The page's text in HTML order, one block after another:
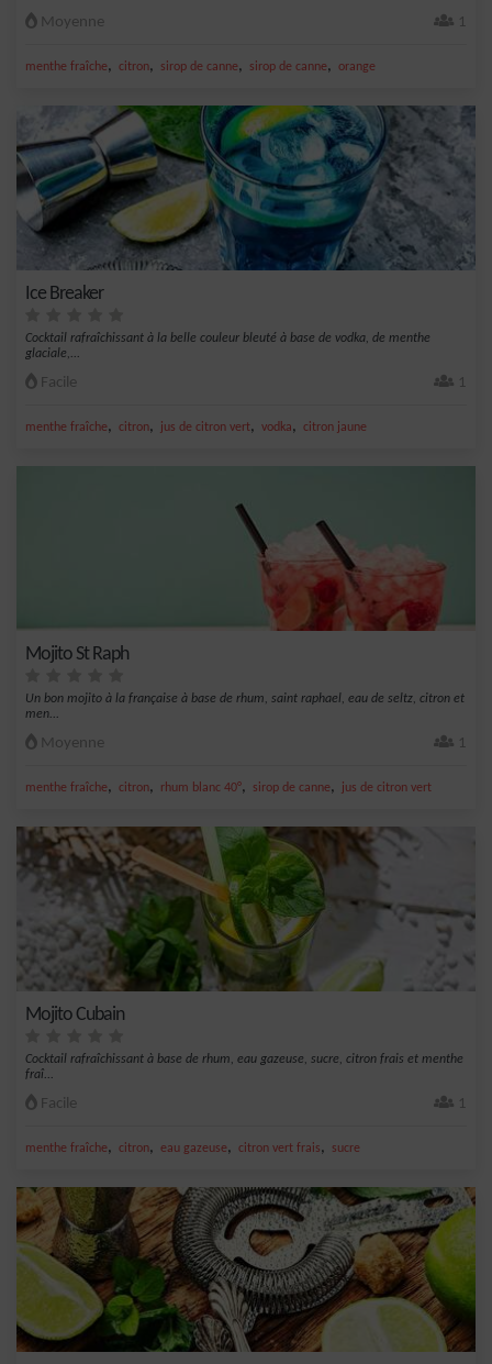
Moyenne 1
menthe fraîche, citron, sirop de canne, sirop de canne, orange
Ice Breaker
Cocktail rafraîchissant à la belle couleur bleuté à base de vodka, de menthe
glaciale,...
Facile 1
menthe fraîche, citron, jus de citron vert, vodka, citron jaune
Mojito St Raph
Un bon mojito à la française à base de rhum, saint raphael, eau de seltz, citron et
men...
Moyenne 1
menthe fraîche, citron, rhum blanc 40°, sirop de canne, jus de citron vert
Mojito Cubain
Cocktail rafraîchissant à base de rhum, eau gazeuse, sucre, citron frais et menthe
fraî...
Facile 1
menthe fraîche, citron, eau gazeuse, citron vert frais, sucre